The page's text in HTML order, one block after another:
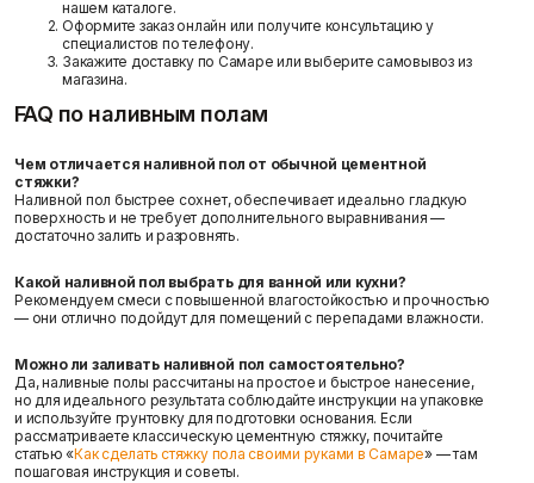
нашем каталоге.
Оформите заказ онлайн или получите консультацию у
специалистов по телефону.
Закажите доставку по Самаре или выберите самовывоз из
магазина.
FAQ по наливным полам
Чем отличается наливной пол от обычной цементной
стяжки?
Наливной пол быстрее сохнет, обеспечивает идеально гладкую
поверхность и не требует дополнительного выравнивания —
достаточно залить и разровнять.
Какой наливной пол выбрать для ванной или кухни?
Рекомендуем смеси с повышенной влагостойкостью и прочностью
— они отлично подойдут для помещений с перепадами влажности.
Можно ли заливать наливной пол самостоятельно?
Да, наливные полы рассчитаны на простое и быстрое нанесение,
но для идеального результата соблюдайте инструкции на упаковке
и используйте грунтовку для подготовки основания. Если
рассматриваете классическую цементную стяжку, почитайте
статью «Как сделать стяжку пола своими руками в Самаре» — там
пошаговая инструкция и советы.